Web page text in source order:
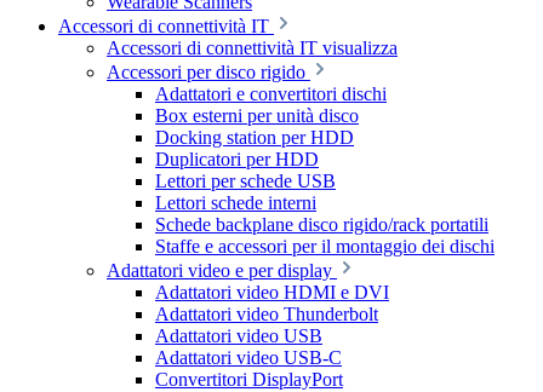
Accessori di connettività IT
Accessori di connettività IT visualizza
Accessori per disco rigido
Adattatori e convertitori dischi
Box esterni per unità disco
Docking station per HDD
Duplicatori per HDD
Lettori per schede USB
Lettori schede interni
Schede backplane disco rigido/rack portatili
Staffe e accessori per il montaggio dei dischi
Adattatori video e per display
Adattatori video HDMI e DVI
Adattatori video Thunderbolt
Adattatori video USB
Adattatori video USB-C
Convertitori DisplayPort